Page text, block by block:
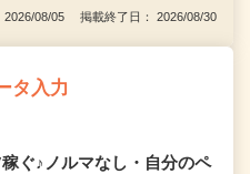
2026/08/05 掲載終了日： 2026/08/30
タ入力
ぐ♪ノルマなし・自分のペ